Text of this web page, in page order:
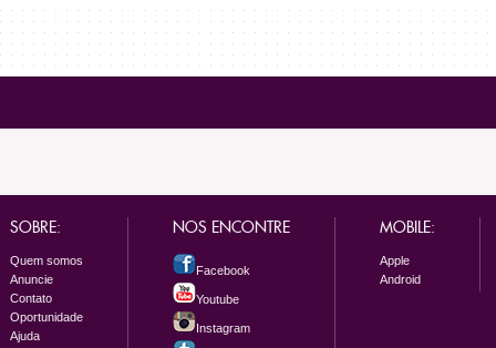
SOBRE:
Quem somos
Anuncie
Contato
Oportunidade
Ajuda
NOS ENCONTRE
Facebook
Youtube
Instagram
MOBILE:
Apple
Android